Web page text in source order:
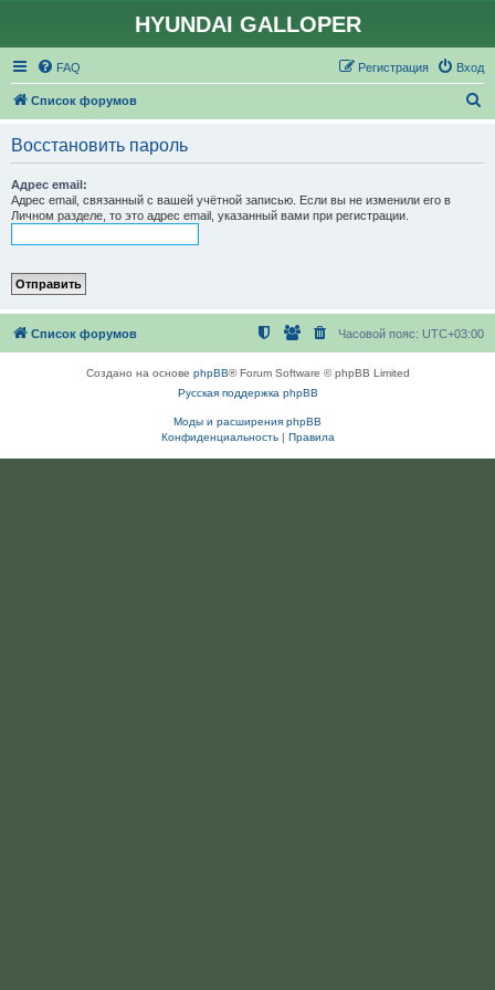
HYUNDAI GALLOPER
FAQ Вход
Регистрация
Список форумов
Восстановить пароль
Адрес email:
Адрес email, связанный с вашей учётной записью. Если вы не изменили его в
Личном разделе, то это адрес email, указанный вами при регистрации.
Список форумов Часовой пояс: UTC+03:00
Создано на основе phpBB® Forum Software © phpBB Limited
Русская поддержка phpBB
Моды и расширения phpBB
Конфиденциальность| Правила